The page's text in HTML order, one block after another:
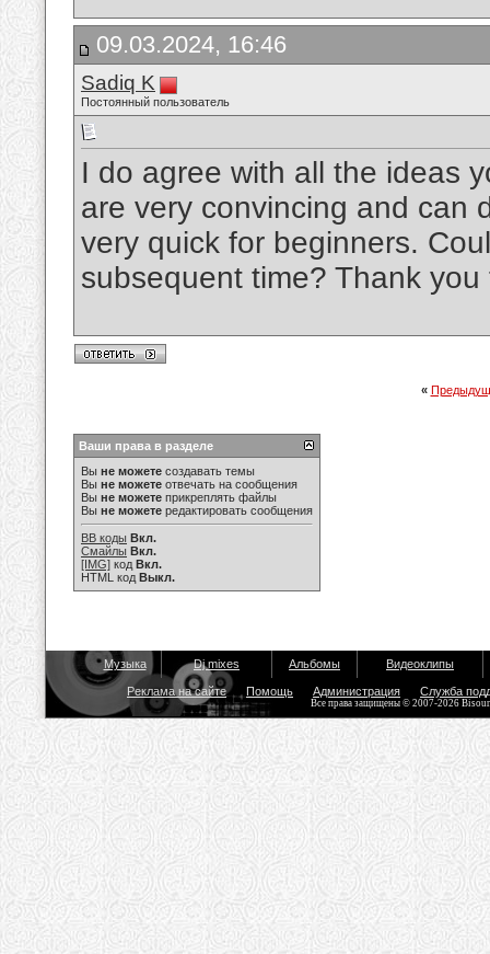
09.03.2024, 16:46
Sadiq K
Постоянный пользователь
I do agree with all the ideas
are very convincing and can
very quick for beginners.
subsequent time? Thank
«
Ваши права в разделе
Вы не можете создавать темы
Вы не можете отвечать на сообщения
Вы не можете прикреплять файлы
Вы не можете редактировать сообщения
BB коды Вкл.
Смайлы Вкл.
[IMG] код Вкл.
HTML код Выкл.
Музыка Dj mixes Альбомы Видеоклипы
Реклама на сайте Помощь Администрация Служба
Все права защищены © 2007-2026